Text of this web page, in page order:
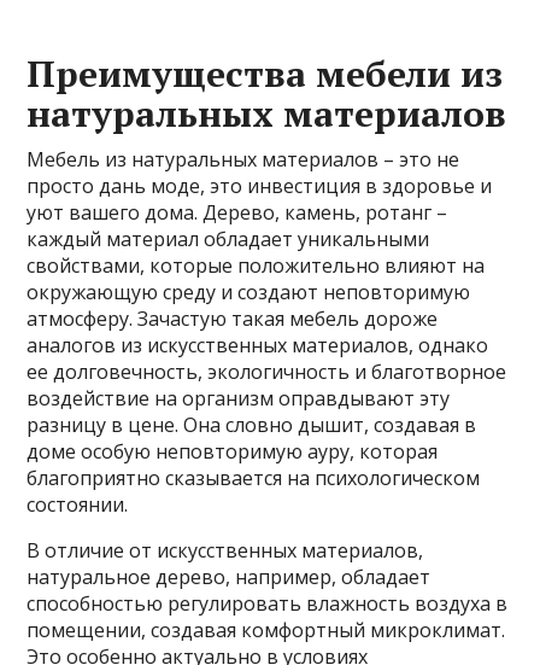
Преимущества мебели из
натуральных материалов
Мебель из натуральных материалов – это не
просто дань моде, это инвестиция в здоровье и
уют вашего дома. Дерево, камень, ротанг –
каждый материал обладает уникальными
свойствами, которые положительно влияют на
окружающую среду и создают неповторимую
атмосферу. Зачастую такая мебель дороже
аналогов из искусственных материалов, однако
ее долговечность, экологичность и благотворное
воздействие на организм оправдывают эту
разницу в цене. Она словно дышит, создавая в
доме особую неповторимую ауру, которая
благоприятно сказывается на психологическом
состоянии.
В отличие от искусственных материалов,
натуральное дерево, например, обладает
способностью регулировать влажность воздуха в
помещении, создавая комфортный микроклимат.
Это особенно актуально в условиях